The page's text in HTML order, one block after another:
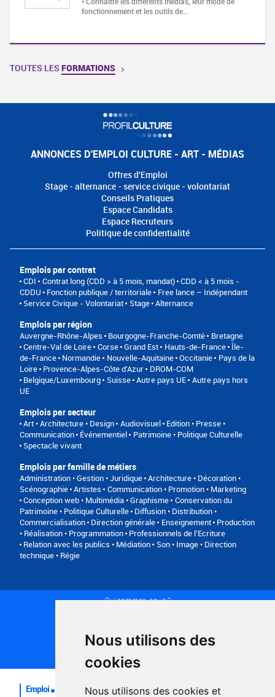
Nous utilisons des
cookies
Nous utilisons des cookies et
fonctionnement et les outils de…
TOUTES LES FORMATIONS
ANNONCES D'EMPLOI CULTURE - ART - MÉDIAS
Offres d'Emploi
Stage - alternance - service civique - volontariat
Conseils Pratiques
Espace Candidats
Espace Recruteurs
Politique de confidentialité
Emplois par contrat
CDI Contrat long (CDD > à 5 mois, mandat) CDD < à 5 mois -
CDDU
Fonction publique / territoriale
Free lance – Indépendant
Service Civique - Volontariat
Stage Alternance
Emplois par région
Auvergne-Rhône-Alpes Bourgogne-Franche-Comté
Bretagne
Centre-Val de Loire Corse Grand Est Hauts-de-France Île-
de-France Normandie Nouvelle-Aquitaine Occitanie
Pays de la
Loire Provence-Alpes-Côte d'Azur
DROM-COM
Belgique/Luxembourg
Suisse Autre pays UE Autre pays hors
UE
Emplois par secteur
Art • Architecture • Design Audiovisuel Edition • Presse •
Communication Événementiel
Patrimoine • Politique Culturelle
Spectacle vivant
Emplois par famille de métiers
Administration • Gestion • Juridique Architecture • Décoration •
Scénographie Artistes
Communication • Promotion • Marketing
Conception web • Multimédia • Graphisme Conservation du
Patrimoine • Politique Culturelle Diffusion • Distribution •
Commercialisation Direction générale Enseignement Production
• Réalisation • Programmation Professionnels de l’Ecriture
Relation avec les publics • Médiation
Son • Image • Direction
technique • Régie
Qui sommes-nous ?
Plan du site
FAQ recruteurs
FAQ
Emploi